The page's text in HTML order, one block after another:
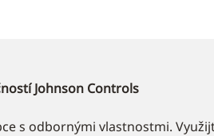
Johnson Controls
s odbornými vlastnostmi.